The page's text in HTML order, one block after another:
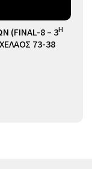
(FINAL-8 – 3Η
73-38